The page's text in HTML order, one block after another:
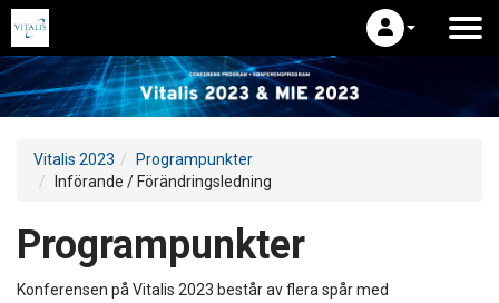
Vitalis 2023
Programpunkter
Införande / Förändringsledning
Programpunkter
Konferensen på Vitalis 2023 består av flera spår med